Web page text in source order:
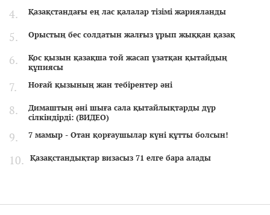
Қазақстандағы ең лас қалалар тізімі жарияланды
Орыстың бес солдатын жалғыз ұрып жыққан қазақ
Қос қызын қазақша той жасап ұзатқан қытайдың
құпиясы
Ноғай қызының жан тебірентер әні
Димаштың әні шыға сала қытайлықтарды дүр
сілкіндірді: (ВИДЕО)
7 мамыр - Отан қорғаушылар күні құтты болсын!
Қазақстандықтар визасыз 71 елге бара алады